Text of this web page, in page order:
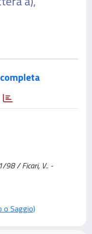
98 / Ficari, V.. -
o Saggio)